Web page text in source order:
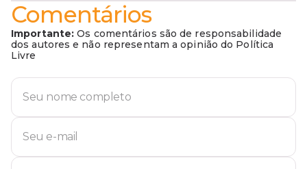
Comentários
Importante: Os comentários são de responsabilidade
dos autores e não representam a opinião do Política
Livre